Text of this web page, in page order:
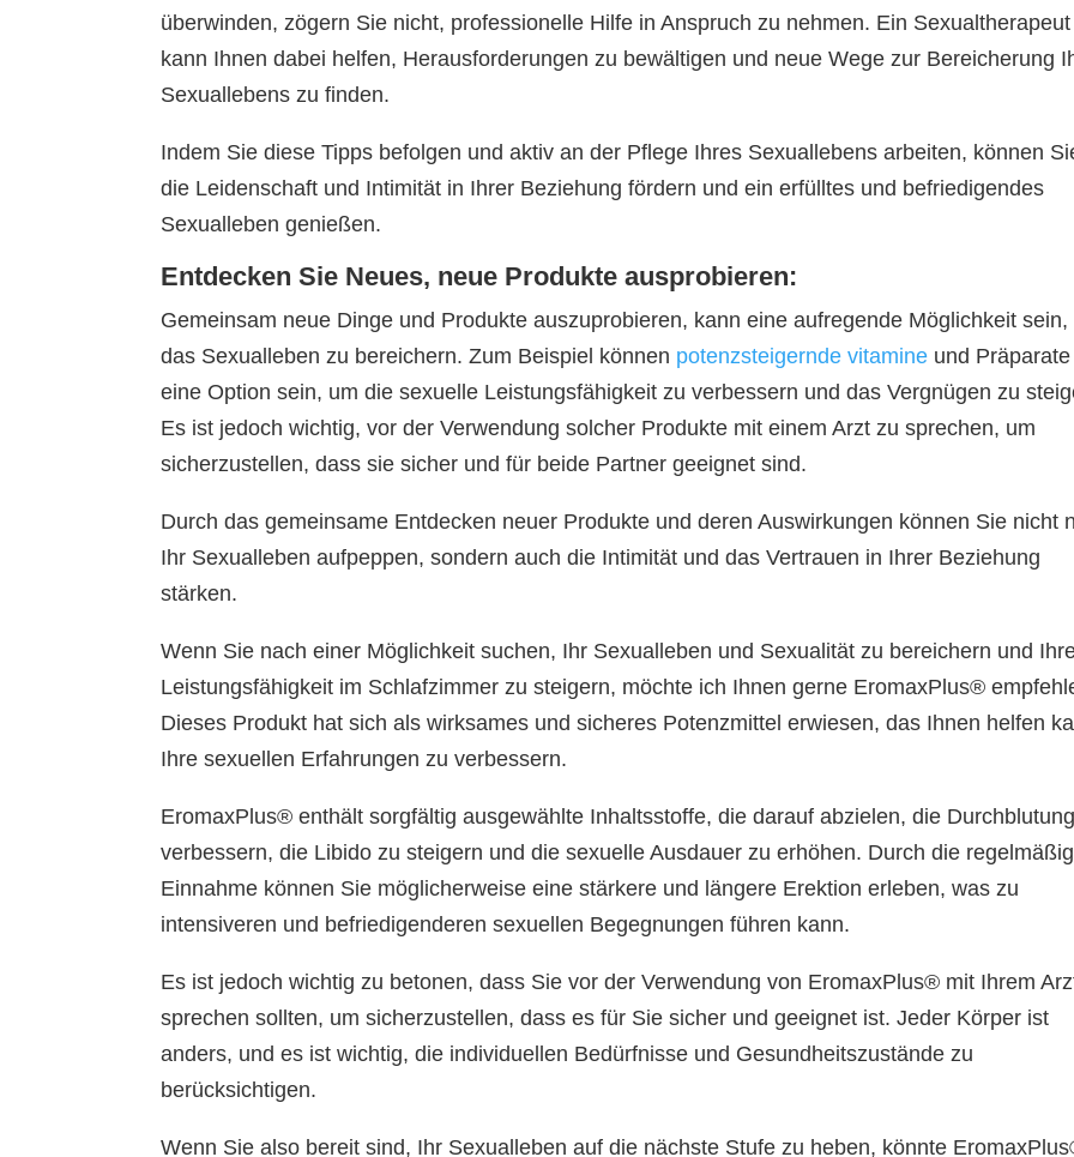
überwinden, zögern Sie nicht, professionelle Hilfe in Anspruch zu nehmen. Ein Sexualtherapeut
kann Ihnen dabei helfen, Herausforderungen zu bewältigen und neue Wege zur Bereicherung
Sexuallebens zu finden.
Indem Sie diese Tipps befolgen und aktiv an der Pflege Ihres Sexuallebens arbeiten, können
die Leidenschaft und Intimität in Ihrer Beziehung fördern und ein erfülltes und befriedigendes
Sexualleben genießen.
Entdecken Sie Neues, neue Produkte ausprobieren:
Gemeinsam neue Dinge und Produkte auszuprobieren, kann eine aufregende Möglichkeit sein,
das Sexualleben zu bereichern. Zum Beispiel können potenzsteigernde vitamine und Präparate
eine Option sein, um die sexuelle Leistungsfähigkeit zu verbessern und das Vergnügen zu
Es ist jedoch wichtig, vor der Verwendung solcher Produkte mit einem Arzt zu sprechen, um
sicherzustellen, dass sie sicher und für beide Partner geeignet sind.
Durch das gemeinsame Entdecken neuer Produkte und deren Auswirkungen können Sie nicht
Ihr Sexualleben aufpeppen, sondern auch die Intimität und das Vertrauen in Ihrer Beziehung
stärken.
Wenn Sie nach einer Möglichkeit suchen, Ihr Sexualleben und Sexualität zu bereichern und
Leistungsfähigkeit im Schlafzimmer zu steigern, möchte ich Ihnen gerne EromaxPlus®
Dieses Produkt hat sich als wirksames und sicheres Potenzmittel erwiesen, das Ihnen helfen
Ihre sexuellen Erfahrungen zu verbessern.
EromaxPlus® enthält sorgfältig ausgewählte Inhaltsstoffe, die darauf abzielen, die
verbessern, die Libido zu steigern und die sexuelle Ausdauer zu erhöhen. Durch die
Einnahme können Sie möglicherweise eine stärkere und längere Erektion erleben, was zu
intensiveren und befriedigenderen sexuellen Begegnungen führen kann.
Es ist jedoch wichtig zu betonen, dass Sie vor der Verwendung von EromaxPlus® mit Ihrem
sprechen sollten, um sicherzustellen, dass es für Sie sicher und geeignet ist. Jeder Körper ist
anders, und es ist wichtig, die individuellen Bedürfnisse und Gesundheitszustände zu
berücksichtigen.
Wenn Sie also bereit sind, Ihr Sexualleben auf die nächste Stufe zu heben, könnte